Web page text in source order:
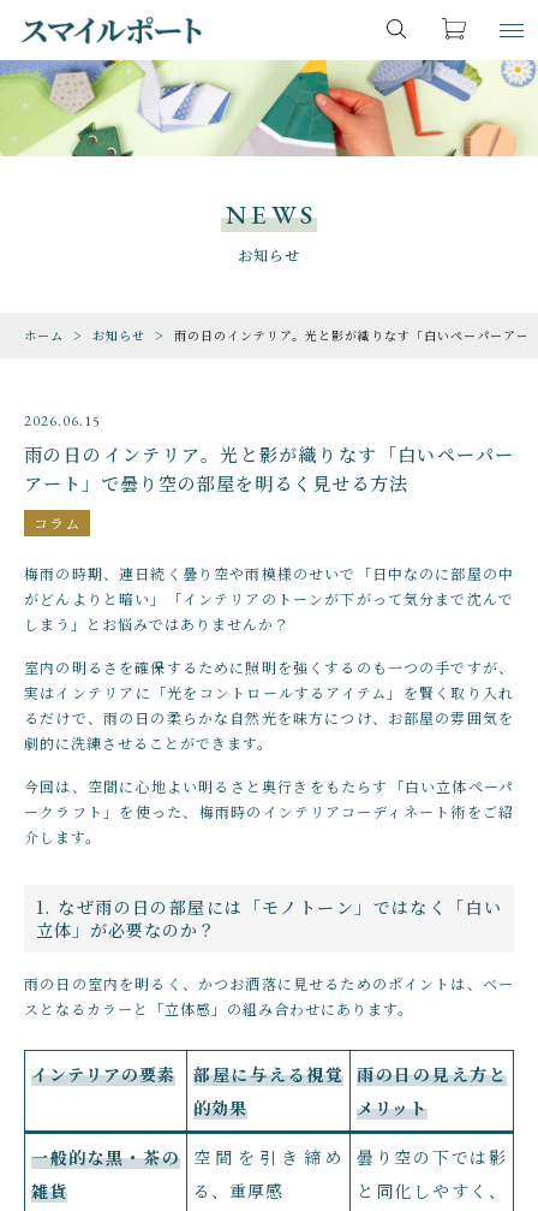
お気に入り LOGIN
CHECKED PRODUCTS
ORDER HISTORY
ABOUT US
スマイルポートについて
SHOP
店舗概要
SHOPPING GUIDE
ショッピングガイド
NEWS
ニュース
コンテンツ
PRIVACY
お問い合わせ
NEWS
お知らせ
ホーム お知らせ 雨の日のインテリア。光と影が織りなす「白いペーパーア
2026.06.15
雨の日のインテリア。光と影が織りなす「白いペーパー
アート」で曇り空の部屋を明るく見せる方法
コラム
梅雨の時期、連日続く曇り空や雨模様のせいで「日中なのに部屋の中
がどんよりと暗い」「インテリアのトーンが下がって気分まで沈んで
しまう」とお悩みではありませんか？
室内の明るさを確保するために照明を強くするのも一つの手ですが、
実はインテリアに「光をコントロールするアイテム」を賢く取り入れ
るだけで、雨の日の柔らかな自然光を味方につけ、お部屋の雰囲気を
劇的に洗練させることができます。
今回は、空間に心地よい明るさと奥行きをもたらす「白い立体ペーパ
ークラフト」を使った、梅雨時のインテリアコーディネート術をご紹
介します。
1. なぜ雨の日の部屋には「モノトーン」ではなく「白い
立体」が必要なのか？
雨の日の室内を明るく、かつお洒落に見せるためのポイントは、ベー
スとなるカラーと「立体感」の組み合わせにあります。
インテリアの要素
部屋に与える視覚
的効果
雨の日の見え方と
メリット
一般的な黒・茶の
雑貨
空間を引き締め
る、重厚感
曇り空の下では影
と同化しやすく、
ファンタジー・魔法
動物・生き物
インテリア・工作
キーワード検索
こだわり検索
価格帯
～
その他
在庫あり セール
並び順